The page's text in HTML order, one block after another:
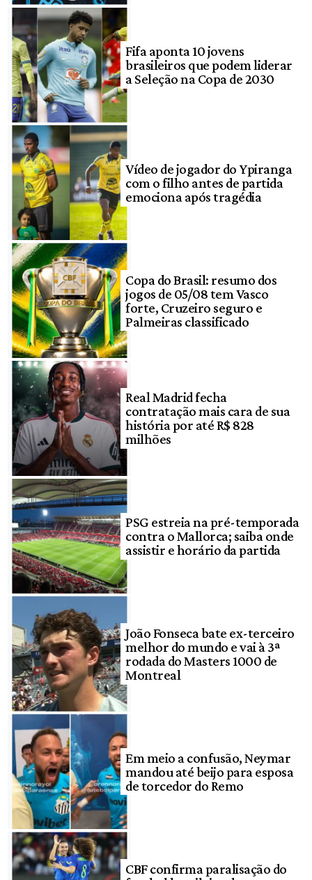
Fifa aponta 10 jovens
brasileiros que podem liderar
a Seleção na Copa de 2030
Vídeo de jogador do Ypiranga
com o filho antes de partida
emociona após tragédia
Copa do Brasil: resumo dos
jogos de 05/08 tem Vasco
forte, Cruzeiro seguro e
Palmeiras classificado
Real Madrid fecha
contratação mais cara de sua
história por até R$ 828
milhões
PSG estreia na pré-temporada
contra o Mallorca; saiba onde
assistir e horário da partida
João Fonseca bate ex-terceiro
melhor do mundo e vai à 3ª
rodada do Masters 1000 de
Montreal
Em meio a confusão, Neymar
mandou até beijo para esposa
de torcedor do Remo
CBF confirma paralisação do